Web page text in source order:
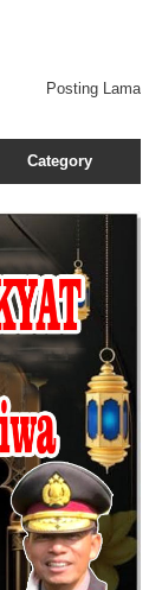
Posting Lama
Category